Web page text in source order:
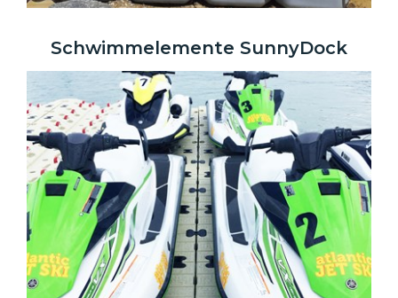
Schwimmelemente SunnyDock